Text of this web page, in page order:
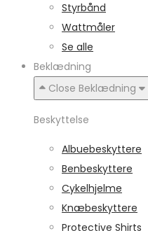
Styrbånd
Wattmåler
Se alle
Beklædning
Close Beklædning
Beskyttelse
Albuebeskyttere
Benbeskyttere
Cykelhjelme
Knæbeskyttere
Protective Shirts